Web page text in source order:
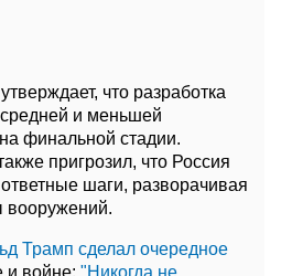
что разработка
и меньшей
финальной стадии.
пригрозил, что Россия
шаги, разворачивая
вооружений.
Трамп сделал очередное
и войне: "Никогда не